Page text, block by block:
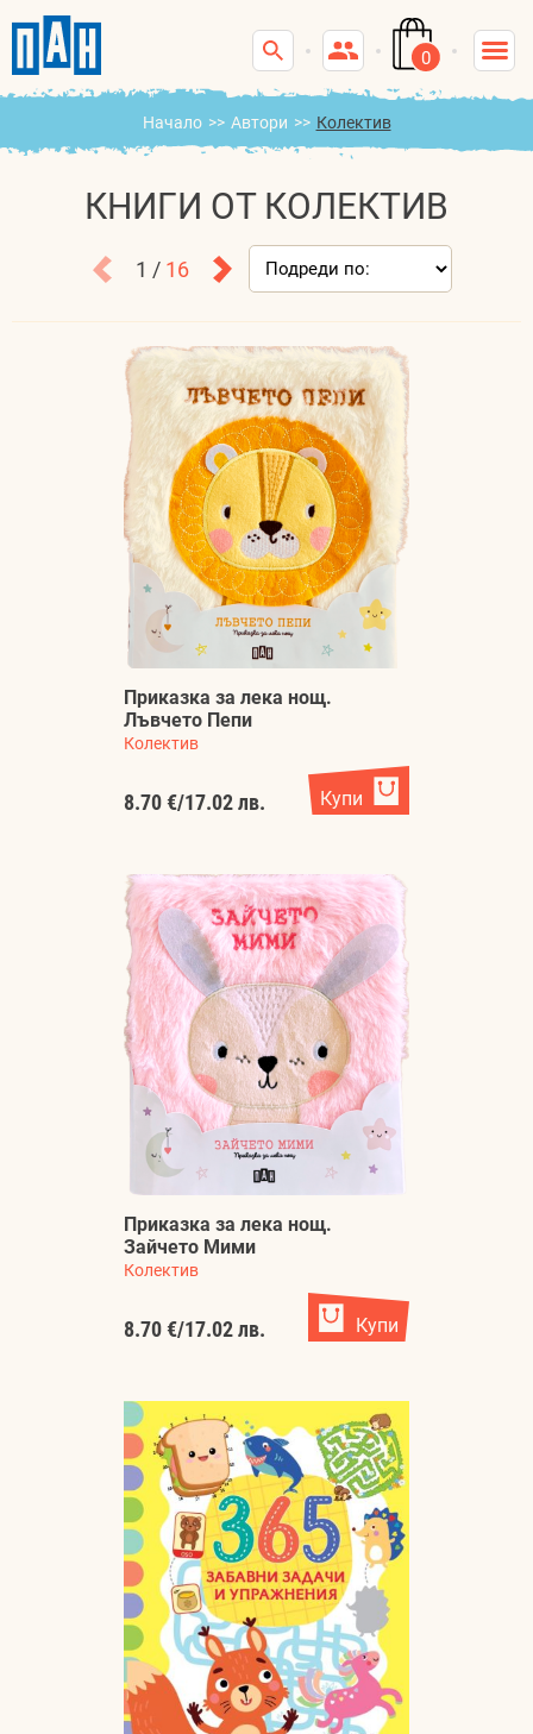
0
Начало >> Автори >> Колектив
КНИГИ ОТ КОЛЕКТИВ
1 / 16
Приказка за лека нощ.
Лъвчето Пепи
Колектив
8.70 €/17.02 лв. Купи
Приказка за лека нощ.
Зайчето Мими
Колектив
8.70 €/17.02 лв. Купи